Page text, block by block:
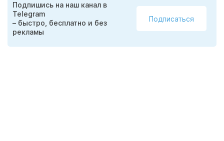
Подпишись на наш канал в
Telegram
– быстро, бесплатно и без
рекламы
Подписаться